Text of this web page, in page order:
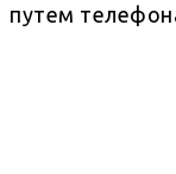
путем